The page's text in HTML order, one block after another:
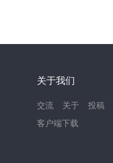
关于我们
交流 关于
投稿
客户端下载